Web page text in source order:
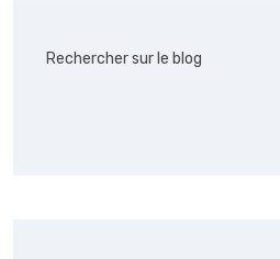
Rechercher sur le blog